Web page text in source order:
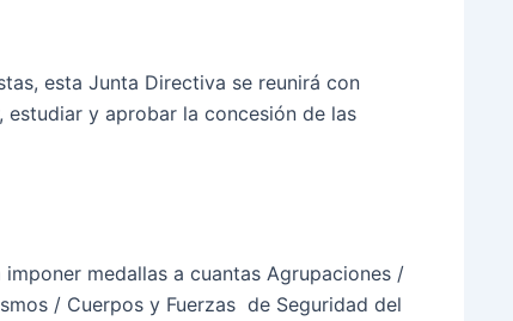
esta Junta Directiva se reunirá con
y aprobar la concesión de las
medallas a cuantas Agrupaciones /
/ Cuerpos y Fuerzas de Seguridad del